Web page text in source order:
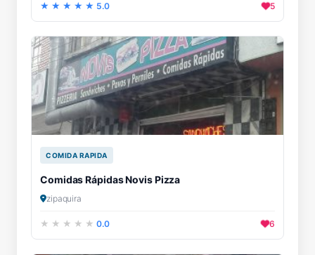
5.0 5
COMIDA RAPIDA
Comidas Rápidas Novis Pizza
zipaquira
0.0 6